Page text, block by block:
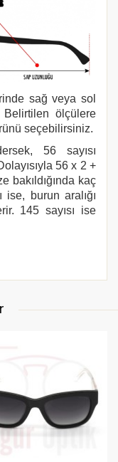
sağ veya sol
Belirtilen ölçülere
seçebilirsiniz.
56 sayısı
56 x 2 +
bakıldığında kaç
ise, burun aralığı
145 sayısı ise